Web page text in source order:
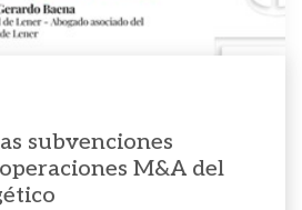
subvenciones
M&A del